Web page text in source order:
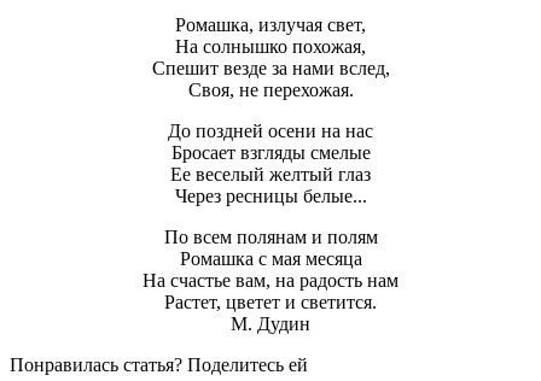
Ромашка, излучая свет,
На солнышко похожая,
Спешит везде за нами вслед,
Своя, не перехожая.
До поздней осени на нас
Бросает взгляды смелые
Ее веселый желтый глаз
Через ресницы белые...
По всем полянам и полям
Ромашка с мая месяца
На счастье вам, на радость нам
Растет, цветет и светится.
М. Дудин
Понравилась статья? Поделитесь ей